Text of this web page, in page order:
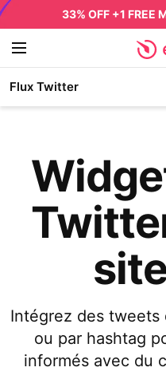
33% OFF +1 FREE
Flux Twitter
Intégrez des
ou par hashtag
informés avec du